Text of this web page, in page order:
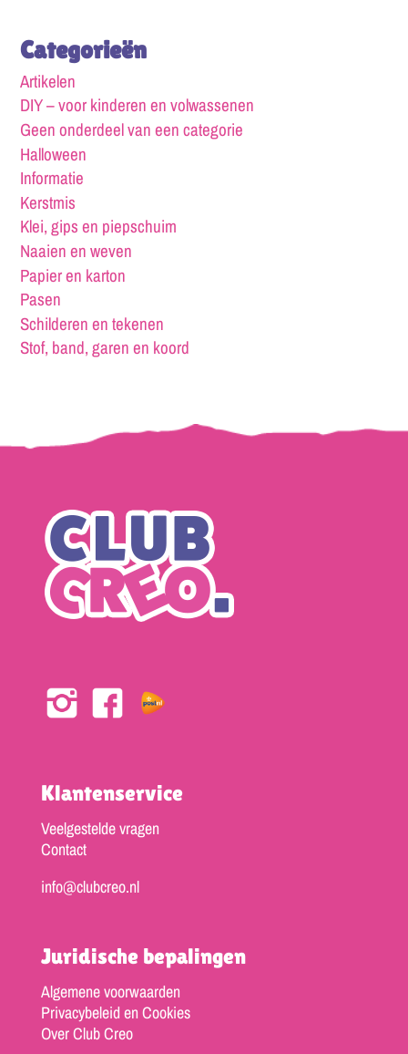
Categorieën
Artikelen
DIY – voor kinderen en volwassenen
Geen onderdeel van een categorie
Halloween
Informatie
Kerstmis
Klei, gips en piepschuim
Naaien en weven
Papier en karton
Pasen
Schilderen en tekenen
Stof, band, garen en koord
Klantenservice
Veelgestelde vragen
Contact
info@clubcreo.nl
Juridische bepalingen
Algemene voorwaarden
Privacybeleid en Cookies
Over Club Creo